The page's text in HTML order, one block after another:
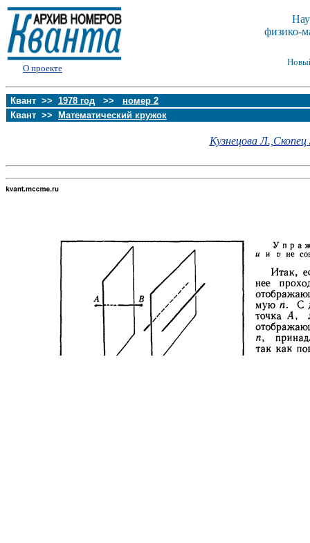
О проекте
физико-
Квант >> 1978 год >> номер 2
Квант >>
Математический кружок
Кузнецова Л., Скопец